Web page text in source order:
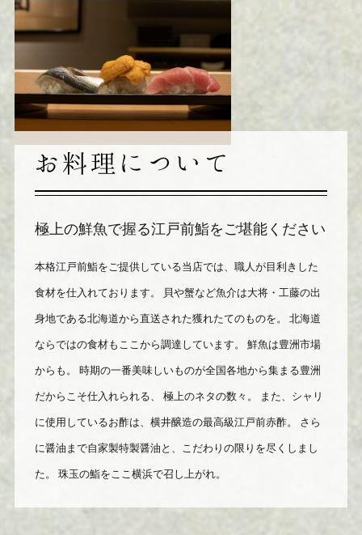
極上の鮮魚で握る江戸前鮨をご堪能ください
本格江戸前鮨をご提供している当店では、職人が目利きした
食材を仕入れております。 貝や蟹など魚介は大将・工藤の出
身地である北海道から直送された獲れたてのものを。 北海道
ならではの食材もここから調達しています。 鮮魚は豊洲市場
からも。 時期の一番美味しいものが全国各地から集まる豊洲
だからこそ仕入れられる、 極上のネタの数々。 また、シャリ
に使用しているお酢は、横井醸造の最高級江戸前赤酢。 さら
に醤油まで自家製特製醤油と、こだわりの限りを尽くしまし
た。 珠玉の鮨をここ横浜で召し上がれ。